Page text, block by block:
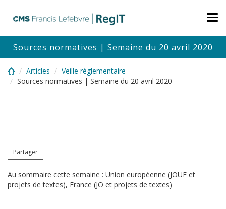
content
Sources normatives | Semaine du 20 avril 2020
Articles
Veille réglementaire
Sources normatives | Semaine du 20 avril 2020
Partager
Au sommaire cette semaine : Union européenne (JOUE et
projets de textes), France (JO et projets de textes)